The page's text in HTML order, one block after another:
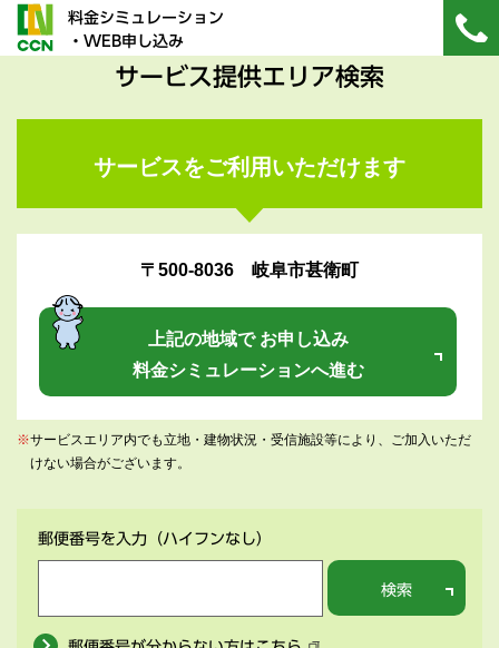
料金シミュレーション
・WEB申し込み
サービス提供エリア検索
サービスをご利用いただけます
〒500-8036 岐阜市甚衛町
上記の地域で お申し込み
料金シミュレーションへ進む
※サービスエリア内でも立地・建物状況・受信施設等により、ご加入いただ
けない場合がございます。
郵便番号を入力 （ハイフンなし）
検索